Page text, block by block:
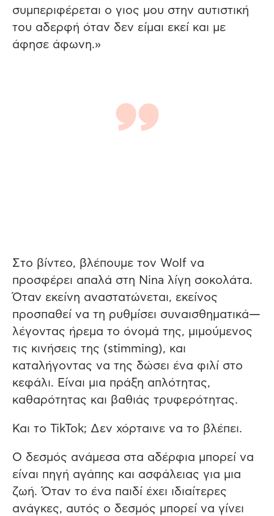
συμπεριφέρεται ο γιος μου στην αυτιστική
του αδερφή όταν δεν είμαι εκεί και με
άφησε άφωνη.»
Στο βίντεο, βλέπουμε τον Wolf να
προσφέρει απαλά στη Nina λίγη σοκολάτα.
Όταν εκείνη αναστατώνεται, εκείνος
προσπαθεί να τη ρυθμίσει συναισθηματικά—
λέγοντας ήρεμα το όνομά της, μιμούμενος
τις κινήσεις της (stimming), και
καταλήγοντας να της δώσει ένα φιλί στο
κεφάλι. Είναι μια πράξη απλότητας,
καθαρότητας και βαθιάς τρυφερότητας.
Και το TikTok; Δεν χόρταινε να το βλέπει.
Ο δεσμός ανάμεσα στα αδέρφια μπορεί να
είναι πηγή αγάπης και ασφάλειας για μια
ζωή. Όταν το ένα παιδί έχει ιδιαίτερες
ανάγκες, αυτός ο δεσμός μπορεί να γίνει